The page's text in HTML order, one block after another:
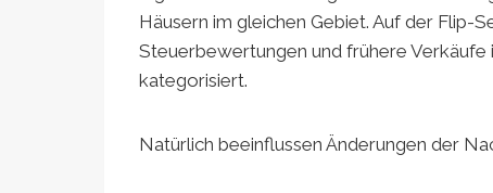
Häusern im gleichen Gebiet. Auf der
Steuerbewertungen und frühere Verkäufe
kategorisiert.
Natürlich beeinflussen Änderungen der